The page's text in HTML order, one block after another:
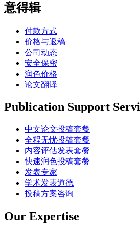
意得辑
付款方式
价格与返稿
公司动态
安全保密
润色价格
论文翻译
Publication Support
中文论文投稿套餐
全程无忧投稿套餐
内容评估发表套餐
快速润色投稿套餐
发表专家
学术发表道德
投稿方案咨询
Our Expertise